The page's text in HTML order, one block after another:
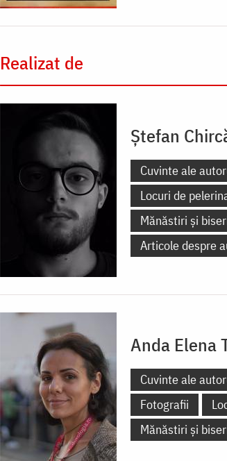
Realizat de
Ștefan
Cuvinte ale
Locuri de
Mănăstiri și
Articole despre
Anda Elena
Cuvinte ale
Fotografii
Mănăstiri și